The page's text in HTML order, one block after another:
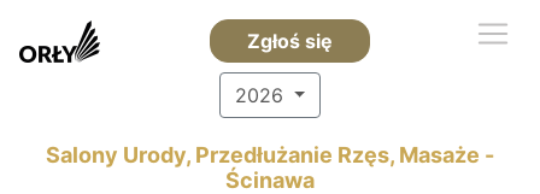
Zgłoś się
2026
Salony Urody, Przedłużanie Rzęs, Masaże -
Ścinawa